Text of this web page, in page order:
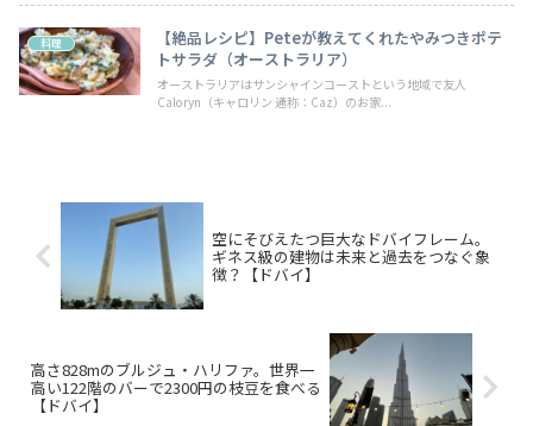
料理
【絶品レシピ】Peteが教えてくれたやみつきポテ
トサラダ（オーストラリア）
オーストラリアはサンシャインコーストという地域で友人
Caloryn（キャロリン 通称：Caz）のお家...
空にそびえたつ巨大なドバイフレーム。
ギネス級の建物は未来と過去をつなぐ象
徴？【ドバイ】
高さ828mのブルジュ・ハリファ。世界一
高い122階のバーで2300円の枝豆を食べる
【ドバイ】